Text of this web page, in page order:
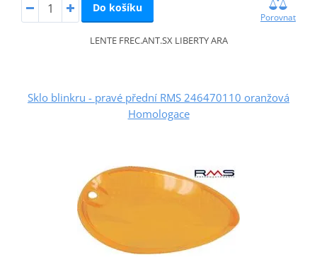
Do košíku
Porovnat
LENTE FREC.ANT.SX LIBERTY ARA
Sklo blinkru - pravé přední RMS 246470110 oranžová
Homologace